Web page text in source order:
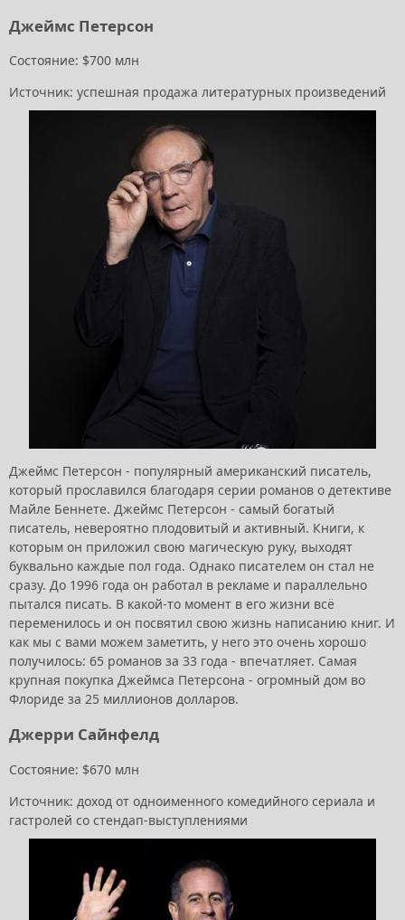
Джеймс Петерсон
Состояние: $700 млн
Источник: успешная продажа литературных произведений
Джеймс Петерсон - популярный американский писатель,
который прославился благодаря серии романов о детективе
Майле Беннете. Джеймс Петерсон - самый богатый
писатель, невероятно плодовитый и активный. Книги, к
которым он приложил свою магическую руку, выходят
буквально каждые пол года. Однако писателем он стал не
сразу. До 1996 года он работал в рекламе и параллельно
пытался писать. В какой-то момент в его жизни всё
переменилось и он посвятил свою жизнь написанию книг. И
как мы с вами можем заметить, у него это очень хорошо
получилось: 65 романов за 33 года - впечатляет. Самая
крупная покупка Джеймса Петерсона - огромный дом во
Флориде за 25 миллионов долларов.
Джерри Сайнфелд
Состояние: $670 млн
Источник: доход от одноименного комедийного сериала и
гастролей со стендап-выступлениями